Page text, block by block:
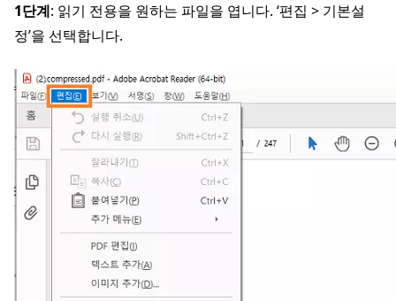
1단계: 읽기 전용을 원하는 파일을 엽니다. ‘편집 > 기본설
정’을 선택합니다.